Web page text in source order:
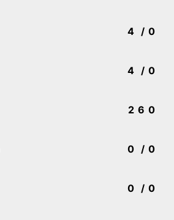
4 / 0
4 / 0
2 6 0
0 / 0
0 / 0